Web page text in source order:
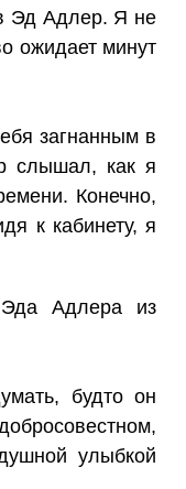
Эд Адлер. Я не
ожидает минут
загнанным в
слышал, как я
Конечно,
к кабинету, я
Эда Адлера из
будто он
улыбкой